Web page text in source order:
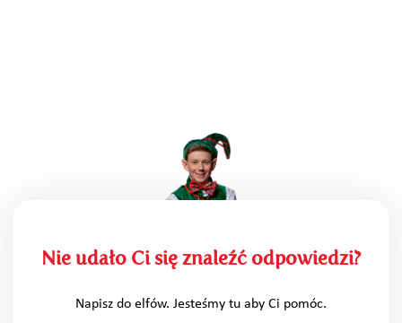
Nie udało Ci się znaleźć odpowiedzi?
Napisz do elfów. Jesteśmy tu aby Ci pomóc.